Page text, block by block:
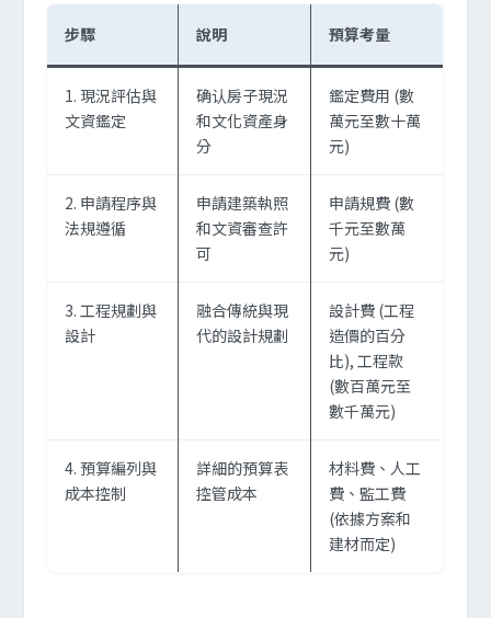
步驟 說明 預算考量
1. 現況評估與
文資鑑定
确认房子現況
和文化資產身
分
鑑定費用 (數
萬元至數十萬
元)
2. 申請程序與
法規遵循
申請建築執照
和文資審查許
可
申請規費 (數
千元至數萬
元)
3. 工程規劃與
設計
融合傳統與現
代的設計規劃
設計費 (工程
造價的百分
比), 工程款
(數百萬元至
數千萬元)
4. 預算編列與
成本控制
詳細的預算表
控管成本
材料費、人工
費、監工費
(依據方案和
建材而定)